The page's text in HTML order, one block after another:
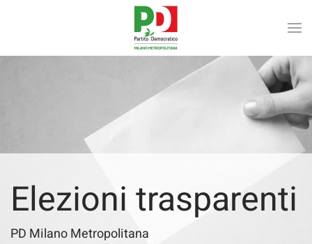
Elezioni trasparenti
PD Milano Metropolitana